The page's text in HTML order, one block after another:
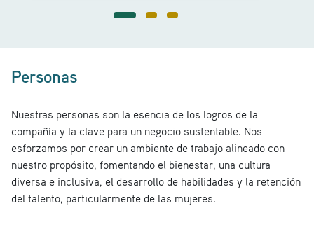
Personas
Nuestras personas son la esencia de los logros de la
compañía y la clave para un negocio sustentable. Nos
esforzamos por crear un ambiente de trabajo alineado con
nuestro propósito, fomentando el bienestar, una cultura
diversa e inclusiva, el desarrollo de habilidades y la retención
del talento, particularmente de las mujeres.